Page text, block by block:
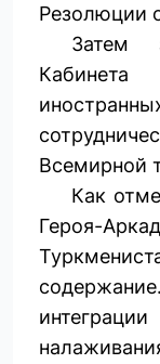
Резолюции
Затем
Всемирной
Как
Героя-